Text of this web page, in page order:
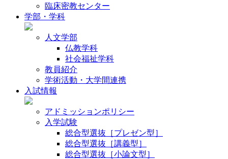
臨床密教センター
学部・学科
人文学部
仏教学科
社会福祉学科
教員紹介
学術活動・大学間連携
入試情報
アドミッションポリシー
入学試験
総合型選抜［プレゼン型］
総合型選抜［講義型］
総合型選抜［小論文型］